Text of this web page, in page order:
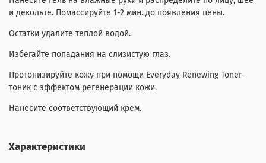
и декольте. Помассируйте 1-2 мин. до появления пены.
Остатки удалите теплой водой.
Избегайте попадания на слизистую глаз.
Протонизируйте кожу при помощи Everyday Renewing Toner-
тоник с эффектом регенерации кожи.
Нанесите соответствующий крем.
Характеристики